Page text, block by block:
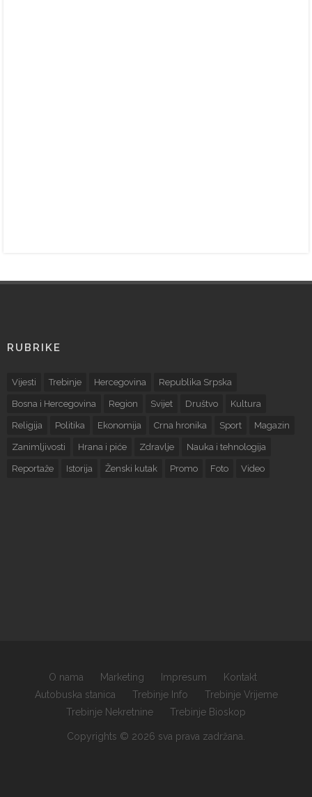
RUBRIKE
Vijesti Trebinje Hercegovina Republika Srpska
Bosna i Hercegovina Region Svijet Društvo Kultura
Religija Politika Ekonomija Crna hronika Sport Magazin
Zanimljivosti Hrana i piće Zdravlje Nauka i tehnologija
Reportaže Istorija Ženski kutak Promo Foto Video
O nama Marketing Impresum
Kontakt
Autobuska stanica
Trebinje Info
Trebinje Vrijeme
Trebinje Nekretnine
Trebinje Bioskop
Copyrights © 2026 sva prava zadržana.